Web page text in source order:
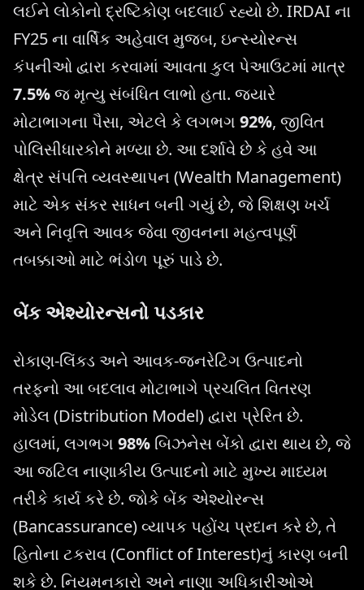
લઈને લોકોનો દ્રષ્ટિકોણ બદલાઈ રહ્યો છે. IRDAI ના
FY25 ના વાર્ષિક અહેવાલ મુજબ, ઇન્સ્યોરન્સ
કંપનીઓ દ્વારા કરવામાં આવતા કુલ પેઆઉટમાં માત્ર
7.5%જ મૃત્યુ સંબંધિત લાભો હતા. જ્યારે
મોટાભાગના પૈસા, એટલે કે લગભગ 92%, જીવિત
પોલિસીધારકોને મળ્યા છે. આ દર્શાવે છે કે હવે આ
ક્ષેત્ર સંપત્તિ વ્યવસ્થાપન (Wealth Management)
માટે એક સંકર સાધન બની ગયું છે, જે શિક્ષણ ખર્ચ
અને નિવૃત્તિ આવક જેવા જીવનના મહત્વપૂર્ણ
તબક્કાઓ માટે ભંડોળ પૂરું પાડે છે.
બેંક એશ્યોરન્સનો પડકાર
રોકાણ-લિંક્ડ અને આવક-જનરેટિંગ ઉત્પાદનો
તરફનો આ બદલાવ મોટાભાગે પ્રચલિત વિતરણ
મોડેલ (Distribution Model) દ્વારા પ્રેરિત છે.
હાલમાં, લગભગ 98% બિઝનેસ બેંકો દ્વારા થાય છે, જે
આ જટિલ નાણાકીય ઉત્પાદનો માટે મુખ્ય માધ્યમ
તરીકે કાર્ય કરે છે. જોકે બેંક એશ્યોરન્સ
(Bancassurance) વ્યાપક પહોંચ પ્રદાન કરે છે, તે
હિતોના ટકરાવ (Conflict of Interest)નું કારણ બની
શકે છે. નિયમનકારો અને નાણા અધિકારીઓએ